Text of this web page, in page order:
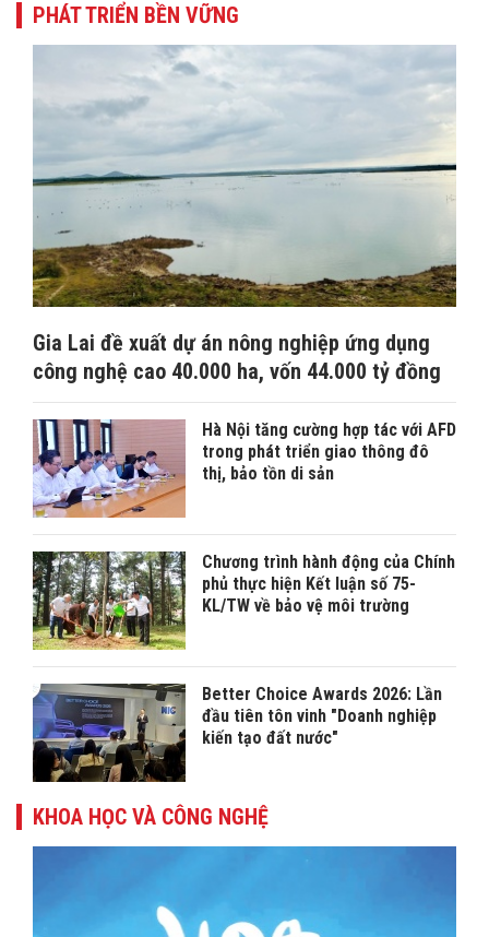
PHÁT TRIỂN BỀN VỮNG
Gia Lai đề xuất dự án nông nghiệp ứng dụng
công nghệ cao 40.000 ha, vốn 44.000 tỷ đồng
Hà Nội tăng cường hợp tác với AFD
trong phát triển giao thông đô
thị, bảo tồn di sản
Chương trình hành động của Chính
phủ thực hiện Kết luận số 75-
KL/TW về bảo vệ môi trường
Better Choice Awards 2026: Lần
đầu tiên tôn vinh "Doanh nghiệp
kiến tạo đất nước"
KHOA HỌC VÀ CÔNG NGHỆ